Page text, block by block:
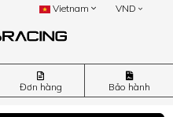
Vietnam VND
Đơn hàng Bảo hành